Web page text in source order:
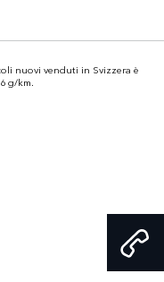
nuovi venduti in Svizzera è
g/km.